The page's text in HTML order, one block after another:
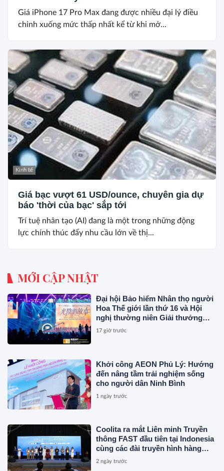
Giá iPhone 17 Pro Max đang được nhiều đại lý điều
chỉnh xuống mức thấp nhất kể từ khi mở...
Kinh tế
Giá bạc vượt 61 USD/ounce, chuyên gia dự
báo 'thời của bạc' sắp tới
Trí tuệ nhân tạo (AI) đang là một trong những động
lực chính thúc đẩy nhu cầu lớn về thị...
MỚI CẬP NHẬT
Đại hội Bảo hiểm Nhân thọ người
Hoa Thế giới lần thứ 16 và Hội
nghị thường niên Giải thưởng
Rồng Quốc tế (IDA) 2026 được tổ
17 giờ trước
Khởi công AEON Phủ Lý: Hướng
đến nâng tầm trải nghiệm sống
cho người dân Ninh Bình
1 ngày trước
Coolita ra mắt Liên minh Truyền
thông FAST đầu tiên tại Indonesia
cùng các đài truyền hình hàng
đầu
2 ngày trước